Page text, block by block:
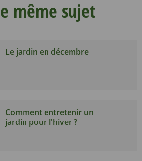
même sujet
Le jardin en décembre
Comment entretenir un
jardin pour l'hiver ?